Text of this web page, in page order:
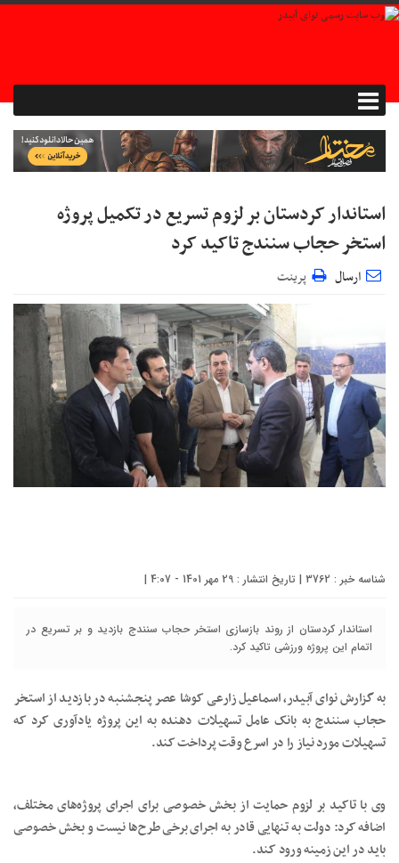
استاندار کردستان بر لزوم تسریع در تکمیل پروژه
استخر حجاب سنندج تاکید کرد
ارسال پرینت
شناسه خبر : 3762 | تاریخ انتشار : 29 مهر 1401 - 4:07 |
استاندار کردستان از روند بازسازی استخر حجاب سنندج بازدید و بر تسریع در
اتمام این پروژه ورزشی تاکید کرد.
به گزارش نوای آبیدر، اسماعیل زارعی کوشا عصر پنجشنبه در بازدید از استخر
حجاب سنندج به بانک عامل تسهیلات دهنده به این پروژه یادآوری کرد که
تسهیلات مورد نیاز را در اسرع وقت پرداخت کند.
وی با تاکید بر لزوم حمایت از بخش خصوصی برای اجرای پروژه‌های مختلف،
اضافه کرد: دولت به تنهایی قادر به اجرای برخی طرح‌ها نیست و بخش خصوصی
باید در این زمینه ورود کند.